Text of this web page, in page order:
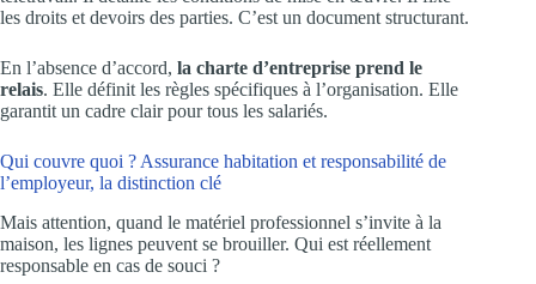
les droits et devoirs des parties. C’est un document structurant.
En l’absence d’accord, la charte d’entreprise prend le
relais. Elle définit les règles spécifiques à l’organisation. Elle
garantit un cadre clair pour tous les salariés.
Qui couvre quoi ? Assurance habitation et responsabilité de
l’employeur, la distinction clé
Mais attention, quand le matériel professionnel s’invite à la
maison, les lignes peuvent se brouiller. Qui est réellement
responsable en cas de souci ?